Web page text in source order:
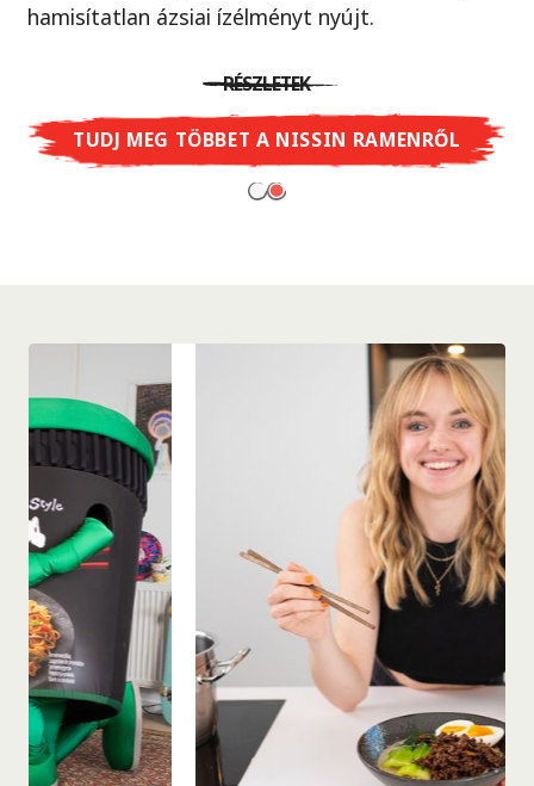
SOBA-RÓL
hamisítatlan ázsiai ízélményt nyújt.
RÉSZLETEK
TUDJ MEG TÖBBET A NISSIN RAMENRŐL